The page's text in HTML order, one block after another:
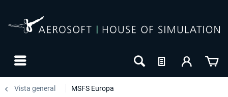
Vista general MSFS Europa